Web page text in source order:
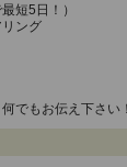
短5日！）
リング
でもお伝え下さい！